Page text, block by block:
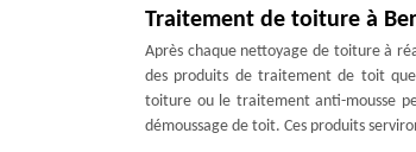
Traitement de toiture à
Après chaque nettoyage de toiture à
des produits de traitement de toit
toiture ou le traitement anti-mousse
démoussage de toit. Ces produits